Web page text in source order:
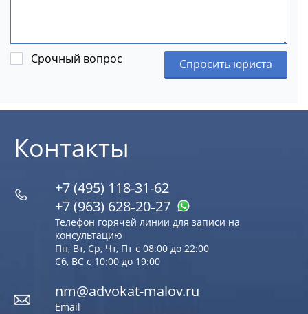
Срочный вопрос Спросить юриста
Контакты
+7 (495) 118-31-62
+7 (963) 628‑20‑27
Телефон горячей линии для записи на
консультацию
Пн, Вт, Ср, Чт, Пт с 08:00 до 22:00
Сб, ВС с 10:00 до 19:00
nm@advokat-malov.ru
Email